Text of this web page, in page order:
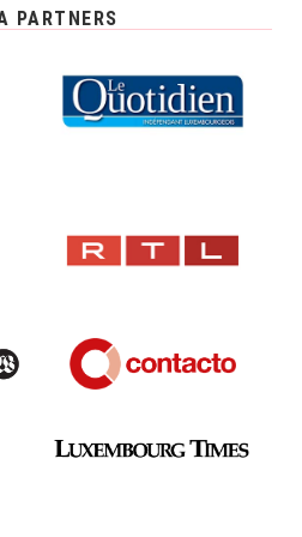
PARTNERS